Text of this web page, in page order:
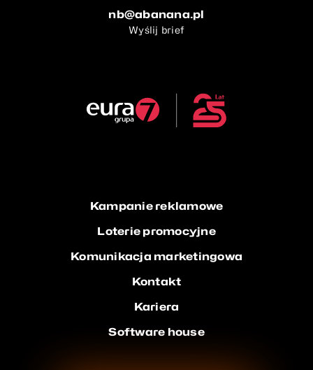
nb@abanana.pl
Wyślij brief
Kampanie reklamowe
Loterie promocyjne
Komunikacja marketingowa
Kontakt
Kariera
Software house